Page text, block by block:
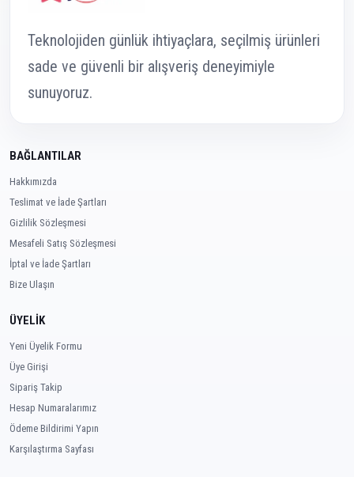
Teknolojiden günlük ihtiyaçlara, seçilmiş ürünleri
sade ve güvenli bir alışveriş deneyimiyle
sunuyoruz.
BAĞLANTILAR
Hakkımızda
Teslimat ve İade Şartları
Gizlilik Sözleşmesi
Mesafeli Satış Sözleşmesi
İptal ve İade Şartları
Bize Ulaşın
ÜYELİK
Yeni Üyelik Formu
Üye Girişi
Sipariş Takip
Hesap Numaralarımız
Ödeme Bildirimi Yapın
Karşılaştırma Sayfası